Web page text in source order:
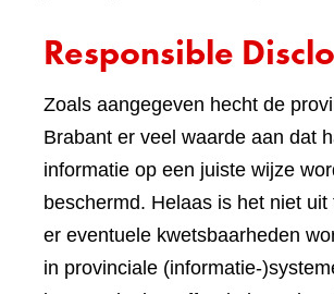
Responsible
Zoals aangegeven hecht de
Brabant er veel waarde aan dat
informatie op een juiste wijze
beschermd. Helaas is het niet
er eventuele kwetsbaarheden
in provinciale (informatie-